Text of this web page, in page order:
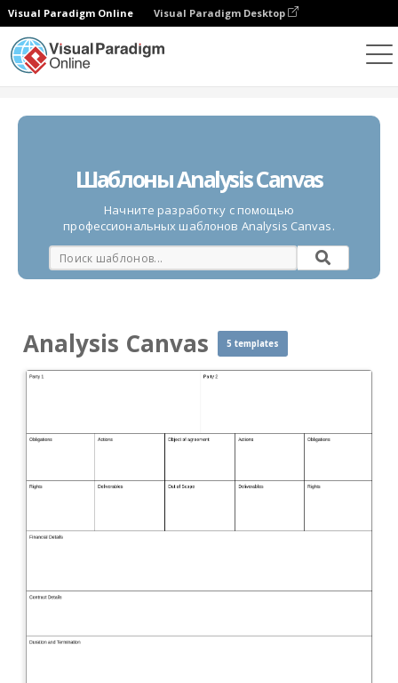
Visual Paradigm Online Visual Paradigm Desktop
Шаблоны Analysis Canvas
Начните разработку с помощью
профессиональных шаблонов Analysis Canvas.
Analysis Canvas 5 templates